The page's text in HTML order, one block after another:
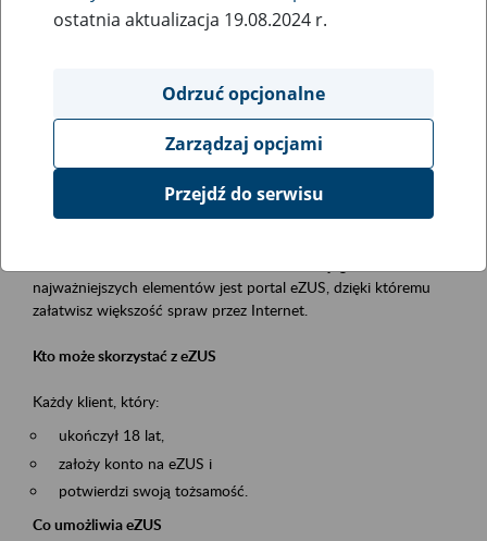
Szkolenia
Obszar merytoryczny
obsługa klientów
Opis wydarzenia
Platforma Usług Elektronicznych ZUS eZUS
najważniejszych elementów jest portal eZUS, dzięki któremu
załatwisz większość spraw przez Internet.
Kto może skorzystać z eZUS
Każdy klient, który:
ukończył 18 lat,
założy konto na eZUS i
potwierdzi swoją tożsamość.
Co umożliwia eZUS
ostatnia aktualizacja 19.08.2024 r.
Odrzuć opcjonalne
Zarządzaj opcjami
Przejdź do serwisu